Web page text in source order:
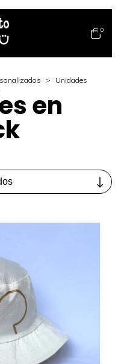
0
>
Unidades
en